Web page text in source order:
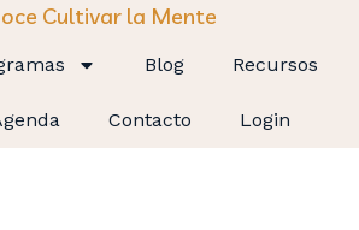
Cultivar la Mente
Blog Recursos
Contacto Login